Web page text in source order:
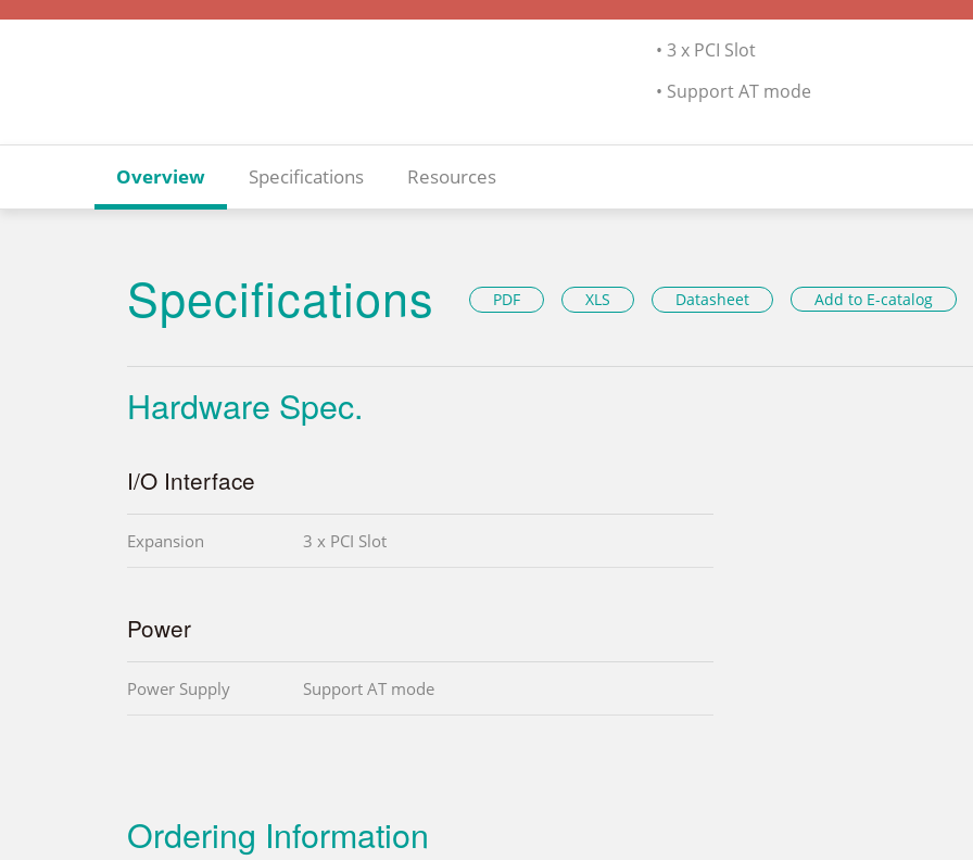
• 3 x PCI Slot
• Support AT mode
Overview Specifications Resources
Specifications PDF XLS Datasheet Add to E-catalog
Hardware Spec.
I/O Interface
Expansion 3 x PCI Slot
Power
Power Supply Support AT mode
Ordering Information